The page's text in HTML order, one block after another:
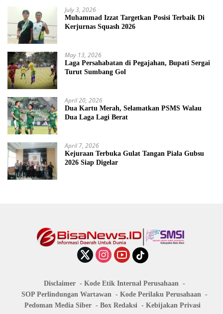
July 3, 2026
Muhammad Izzat Targetkan Posisi Terbaik Di
Kerjurnas Squash 2026
May 13, 2026
Laga Persahabatan di Pegajahan, Bupati Sergai
Turut Sumbang Gol
April 20, 2026
Dua Kartu Merah, Selamatkan PSMS Walau
Dua Laga Lagi Berat
April 7, 2026
Kejuraan Terbuka Gulat Tangan Piala Gubsu
2026 Siap Digelar
Disclaimer
Kode Etik Internal Perusahaan
SOP Perlindungan Wartawan
Kode Perilaku Perusahaan
Pedoman Media Siber
Box Redaksi Kebijakan Privasi